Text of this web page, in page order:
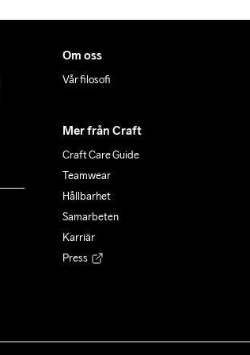
Om oss
Vår filosofi
Mer från Craft
Craft Care Guide
Teamwear
Hållbarhet
Samarbeten
Karriär
Press